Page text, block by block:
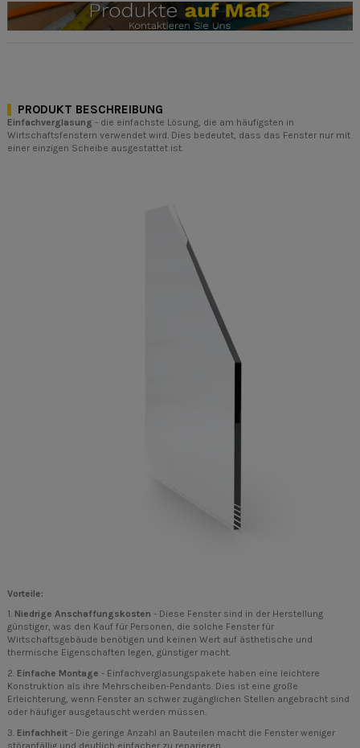
PRODUKT BESCHREIBUNG
Einfachverglasung - die einfachste Lösung, die am häufigsten in
Wirtschaftsfenstern verwendet wird. Dies bedeutet, dass das Fenster nur mit
einer einzigen Scheibe ausgestattet ist.
Vorteile:
1. Niedrige Anschaffungskosten - Diese Fenster sind in der Herstellung
günstiger, was den Kauf für Personen, die solche Fenster für
Wirtschaftsgebäude benötigen und keinen Wert auf ästhetische und
thermische Eigenschaften legen, günstiger macht.
2. Einfache Montage - Einfachverglasungspakete haben eine leichtere
Konstruktion als ihre Mehrscheiben-Pendants. Dies ist eine große
Erleichterung, wenn Fenster an schwer zugänglichen Stellen angebracht sind
oder häufiger ausgetauscht werden müssen.
3. Einfachheit - Die geringe Anzahl an Bauteilen macht die Fenster weniger
störanfällig und deutlich einfacher zu reparieren.